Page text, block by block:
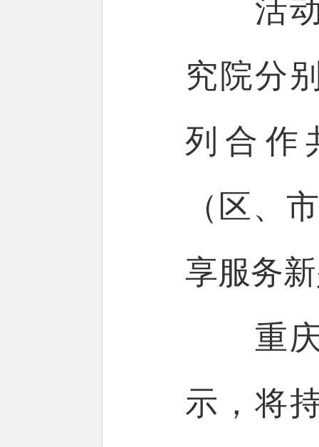
活动
究院分
列合作
（区、
享服务
重庆
示，将